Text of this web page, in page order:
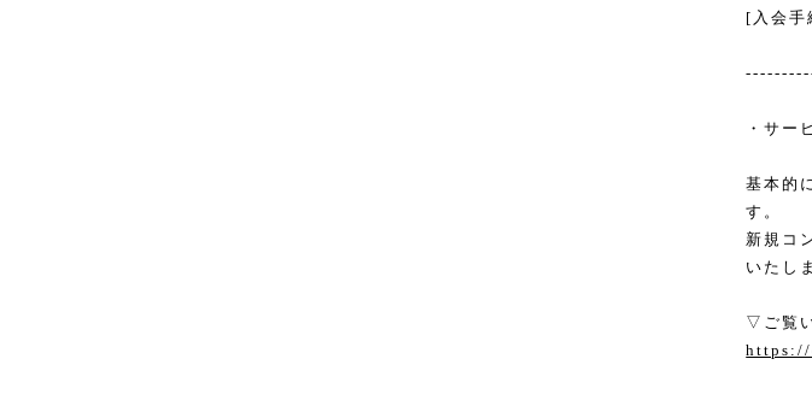
[入会手
・サー
基本的
す。
新規コ
いたし
▽ご覧
https://